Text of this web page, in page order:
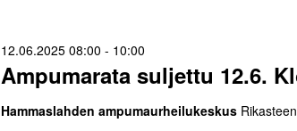
Ampumarata suljettu 12.6.
12.06.2025 08:00 - 10:00
Hammaslahden ampumaurheilukeskus